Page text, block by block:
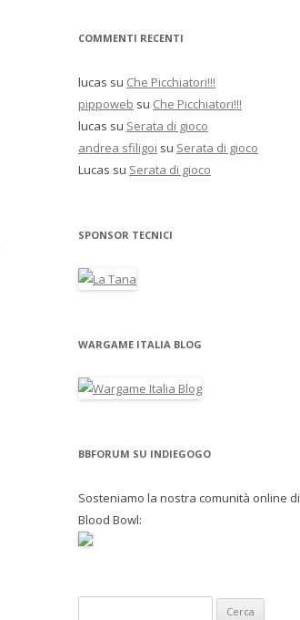
COMMENTI RECENTI
lucas su Che Picchiatori!!!
pippoweb su Che Picchiatori!!!
lucas su Serata di gioco
andrea sfiligoi su Serata di gioco
Lucas su Serata di gioco
SPONSOR TECNICI
WARGAME ITALIA BLOG
BBFORUM SU INDIEGOGO
Sosteniamo la nostra comunità online di
Blood Bowl: